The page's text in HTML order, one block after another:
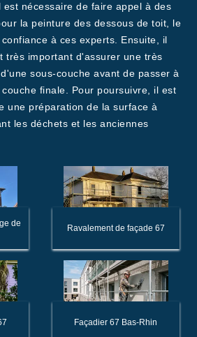
nécessaire de faire appel à des
la peinture des dessous de toit, le
à ces experts. Ensuite, il
très important d'assurer une très
sous-couche avant de passer à
finale. Pour poursuivre, il est
une préparation de la surface à
les déchets et les anciennes
de
Ravalement de façade 67
Façadier 67 Bas-Rhin